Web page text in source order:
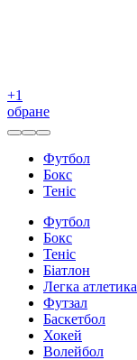
+1
обране
Футбол
Бокс
Теніс
Футбол
Бокс
Теніс
Біатлон
Легка атлетика
Футзал
Баскетбол
Хокей
Волейбол